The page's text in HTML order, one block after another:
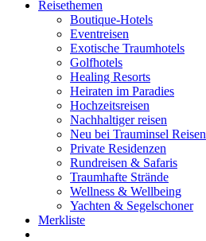
Reisethemen
Boutique-Hotels
Eventreisen
Exotische Traumhotels
Golfhotels
Healing Resorts
Heiraten im Paradies
Hochzeitsreisen
Nachhaltiger reisen
Neu bei Trauminsel Reisen
Private Residenzen
Rundreisen & Safaris
Traumhafte Strände
Wellness & Wellbeing
Yachten & Segelschoner
Merkliste